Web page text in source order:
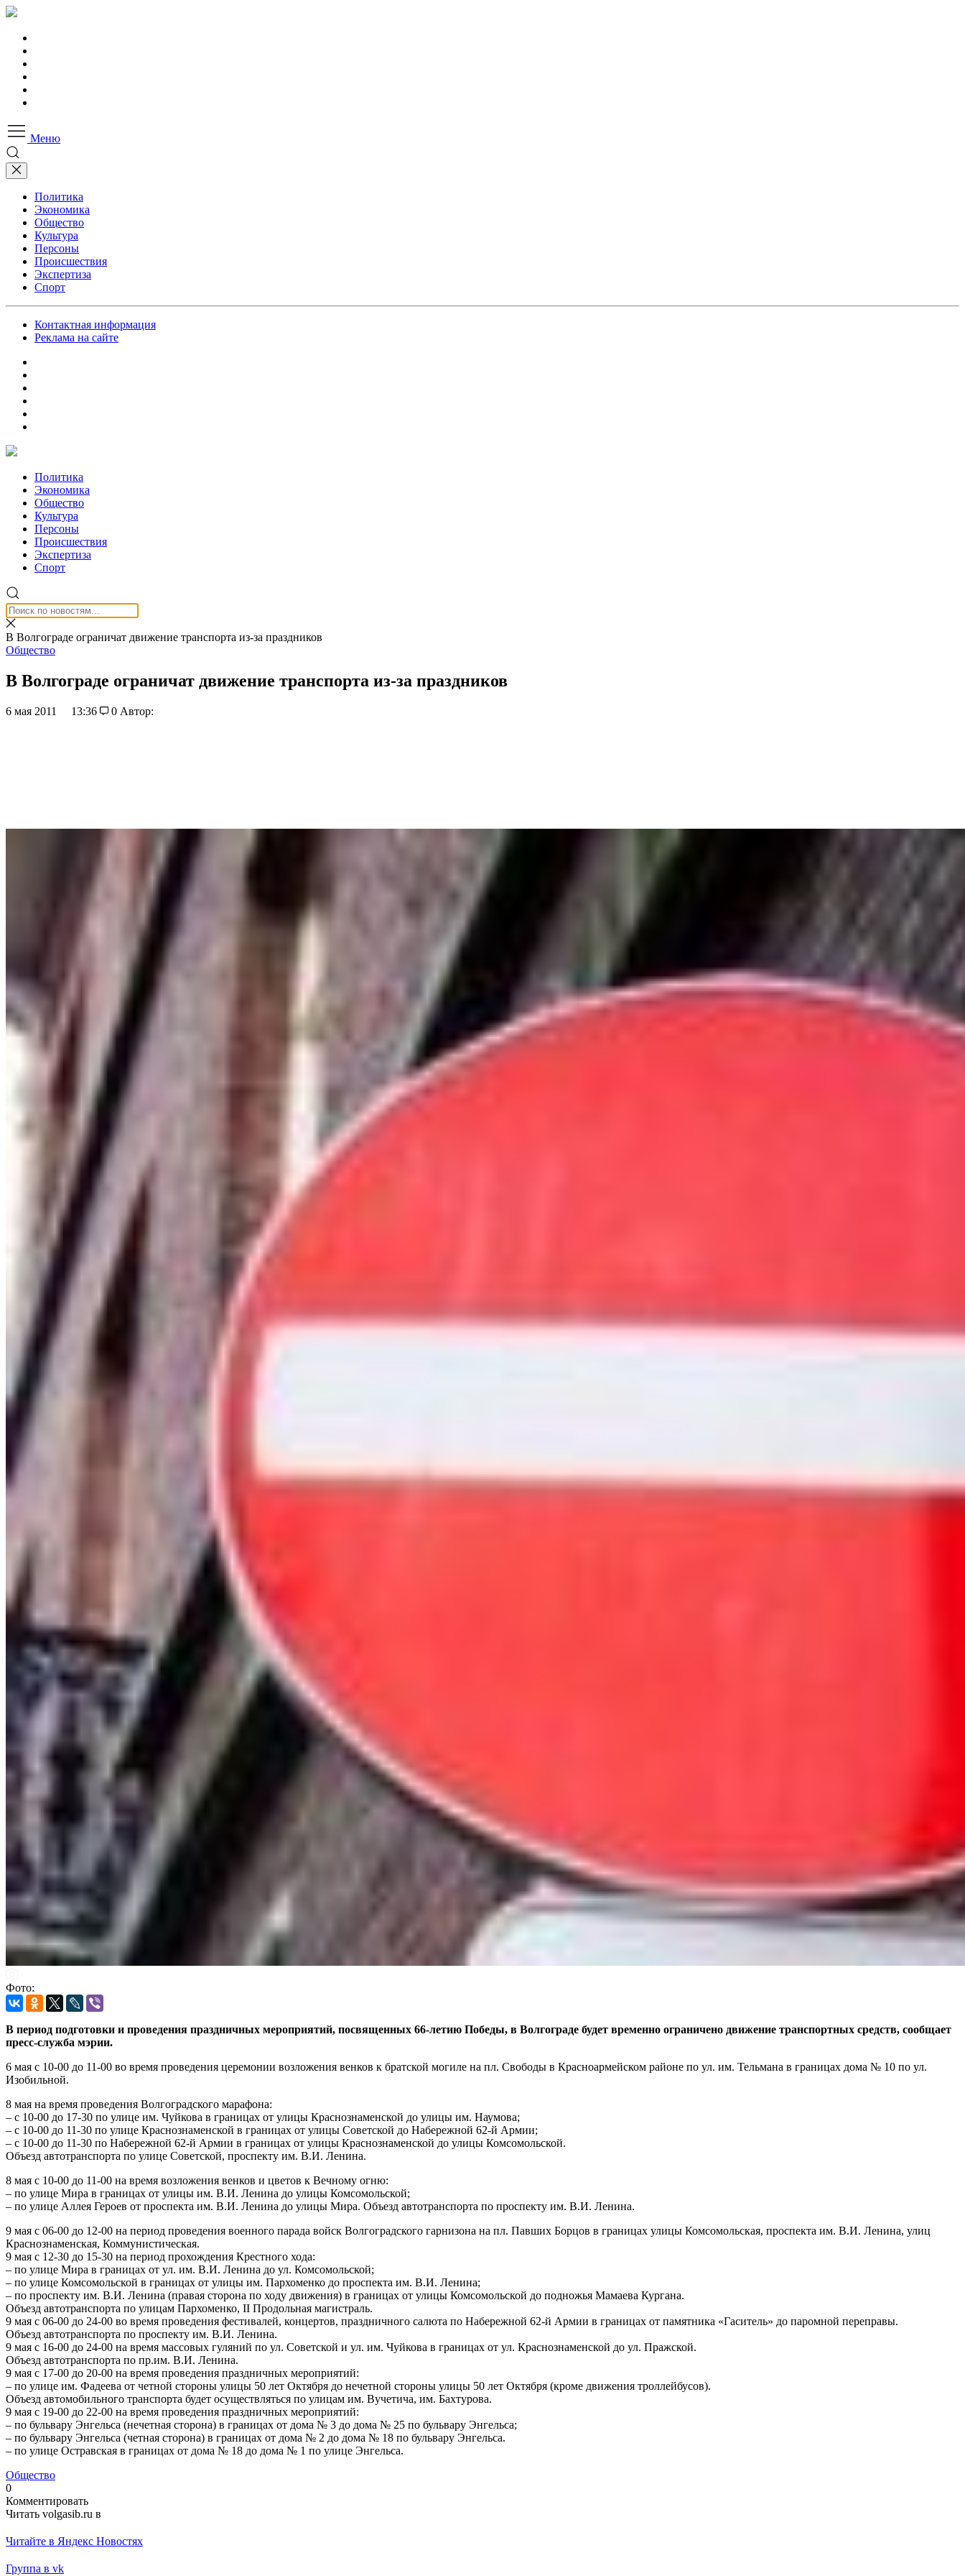
Меню
Политика
Экономика
Общество
Культура
Персоны
Происшествия
Экспертиза
Спорт
Контактная информация
Реклама на сайте
Политика
Экономика
Общество
Культура
Персоны
Происшествия
Экспертиза
Спорт
В Волгограде ограничат движение транспорта из-за праздников
Общество
В Волгограде ограничат движение транспорта из-за праздников
6 мая 2011 13:36 0 Автор:
Фото:
В период подготовки и проведения праздничных мероприятий, посвященных 66-летию Победы, в Волгограде будет временно ограничено движение транспортных средств, сообщает
пресс-служба мэрии.
6 мая с 10-00 до 11-00 во время проведения церемонии возложения венков к братской могиле на пл. Свободы в Красноармейском районе по ул. им. Тельмана в границах дома № 10 по ул.
Изобильной.
8 мая на время проведения Волгоградского марафона:
– с 10-00 до 17-30 по улице им. Чуйкова в границах от улицы Краснознаменской до улицы им. Наумова;
– с 10-00 до 11-30 по улице Краснознаменской в границах от улицы Советской до Набережной 62-й Армии;
– с 10-00 до 11-30 по Набережной 62-й Армии в границах от улицы Краснознаменской до улицы Комсомольской.
Объезд автотранспорта по улице Советской, проспекту им. В.И. Ленина.
8 мая с 10-00 до 11-00 на время возложения венков и цветов к Вечному огню:
– по улице Мира в границах от улицы им. В.И. Ленина до улицы Комсомольской;
– по улице Аллея Героев от проспекта им. В.И. Ленина до улицы Мира. Объезд автотранспорта по проспекту им. В.И. Ленина.
9 мая с 06-00 до 12-00 на период проведения военного парада войск Волгоградского гарнизона на пл. Павших Борцов в границах улицы Комсомольская, проспекта им. В.И. Ленина, улиц
Краснознаменская, Коммунистическая.
9 мая с 12-30 до 15-30 на период прохождения Крестного хода:
– по улице Мира в границах от ул. им. В.И. Ленина до ул. Комсомольской;
– по улице Комсомольской в границах от улицы им. Пархоменко до проспекта им. В.И. Ленина;
– по проспекту им. В.И. Ленина (правая сторона по ходу движения) в границах от улицы Комсомольской до подножья Мамаева Кургана.
Объезд автотранспорта по улицам Пархоменко, II Продольная магистраль.
9 мая с 06-00 до 24-00 во время проведения фестивалей, концертов, праздничного салюта по Набережной 62-й Армии в границах от памятника «Гаситель» до паромной переправы.
Объезд автотранспорта по проспекту им. В.И. Ленина.
9 мая с 16-00 до 24-00 на время массовых гуляний по ул. Советской и ул. им. Чуйкова в границах от ул. Краснознаменской до ул. Пражской.
Объезд автотранспорта по пр.им. В.И. Ленина.
9 мая с 17-00 до 20-00 на время проведения праздничных мероприятий:
– по улице им. Фадеева от четной стороны улицы 50 лет Октября до нечетной стороны улицы 50 лет Октября (кроме движения троллейбусов).
Объезд автомобильного транспорта будет осуществляться по улицам им. Вучетича, им. Бахтурова.
9 мая с 19-00 до 22-00 на время проведения праздничных мероприятий:
– по бульвару Энгельса (нечетная сторона) в границах от дома № 3 до дома № 25 по бульвару Энгельса;
– по бульвару Энгельса (четная сторона) в границах от дома № 2 до дома № 18 по бульвару Энгельса.
– по улице Остравская в границах от дома № 18 до дома № 1 по улице Энгельса.
Общество
0
Комментировать
Читать volgasib.ru в
Читайте в Яндекс Новостях
Группа в vk